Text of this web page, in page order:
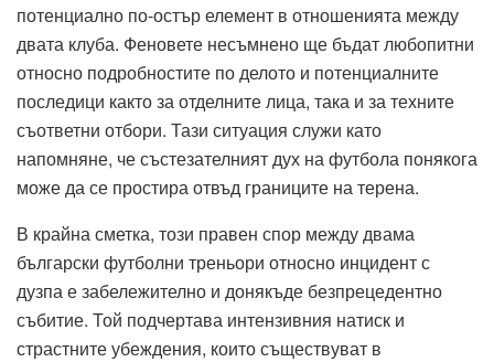
потенциално по-остър елемент в отношенията между
двата клуба. Феновете несъмнено ще бъдат любопитни
относно подробностите по делото и потенциалните
последици както за отделните лица, така и за техните
съответни отбори. Тази ситуация служи като
напомняне, че състезателният дух на футбола понякога
може да се простира отвъд границите на терена.
В крайна сметка, този правен спор между двама
български футболни треньори относно инцидент с
дузпа е забележително и донякъде безпрецедентно
събитие. Той подчертава интензивния натиск и
страстните убеждения, които съществуват в